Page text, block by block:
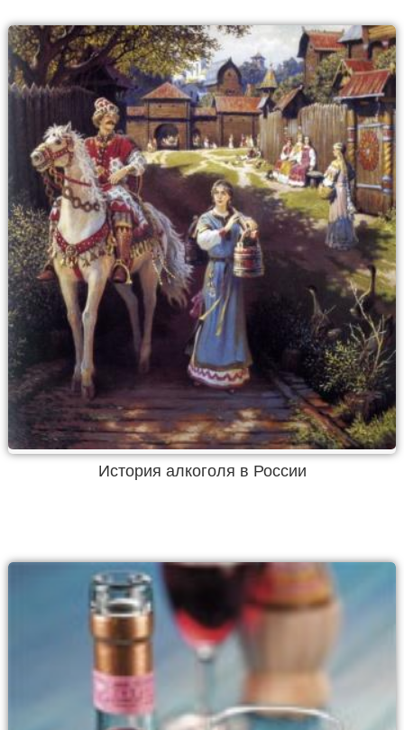
История алкоголя в России